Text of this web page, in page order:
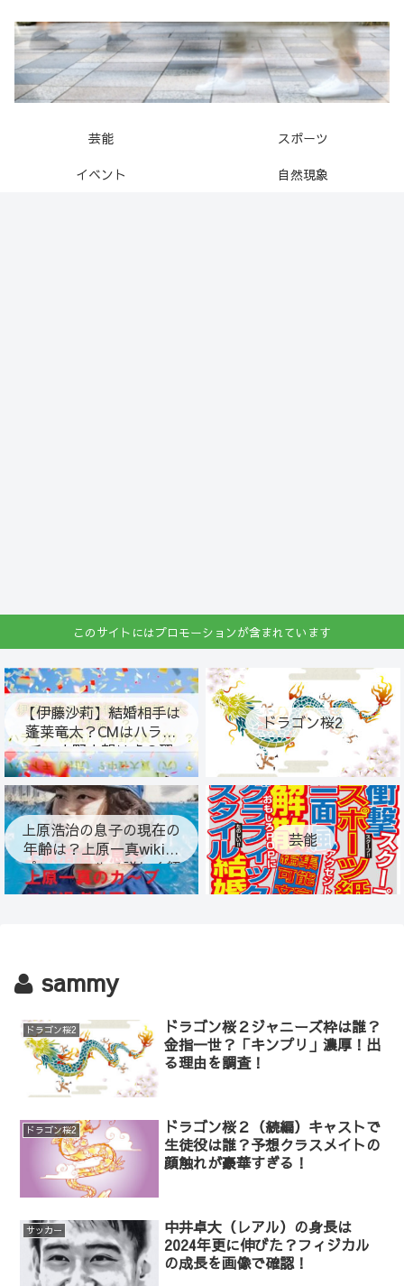
芸能
スポーツ
イベント
自然現象
このサイトにはプロモーションが含まれています
【伊藤沙莉】結婚相手は
蓬莱竜太？CMはハライ
チ・中野大賀は虎の翼
ドラゴン桜2
上原浩治の息子の現在の
年齢は？上原一真wiki風
プロフィールで詳しく紹
介！
芸能
sammy
ドラゴン桜2
ドラゴン桜２ジャニーズ枠は誰？
金指一世？「キンプリ」濃厚！出
る理由を調査！
ドラゴン桜2
ドラゴン桜２（続編）キャストで
生徒役は誰？予想クラスメイトの
顔触れが豪華すぎる！
サッカー
中井卓大（レアル）の身長は
2024年更に伸びた？フィジカル
の成長を画像で確認！